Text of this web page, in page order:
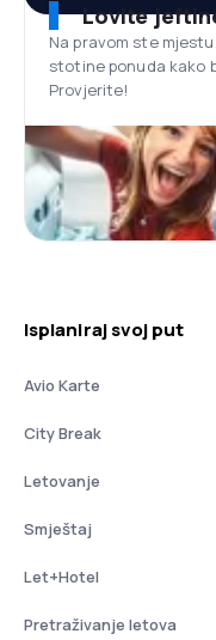
Lovite
Na pravom ste
stotine ponuda kako
Provjerite!
Isplaniraj svoj put
Avio Karte
City Break
Letovanje
Smještaj
Let+Hotel
Pretraživanje letova